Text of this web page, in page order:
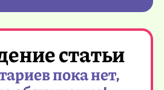
статьи
пока нет,